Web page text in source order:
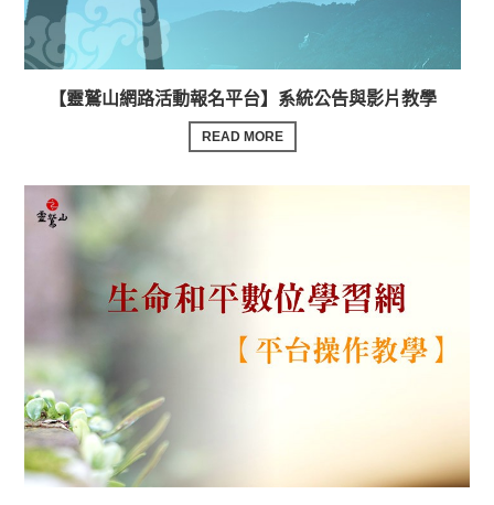
【靈鷲山網路活動報名平台】系統公告與影片教學
READ MORE